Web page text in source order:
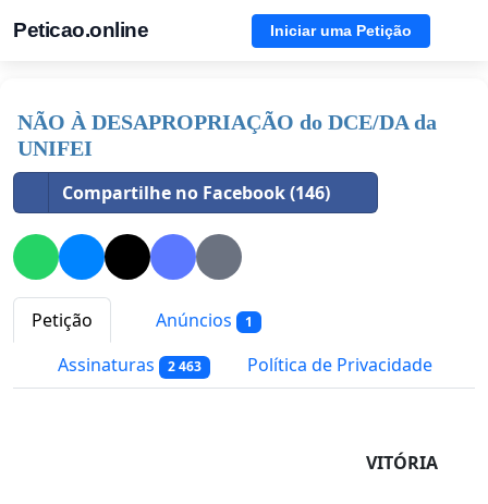
Peticao.online Iniciar uma Petição
NÃO À DESAPROPRIAÇÃO do DCE/DA da
UNIFEI
Compartilhe no Facebook (146)
Petição Anúncios 1
Assinaturas 2 463 Política de Privacidade
VITÓRIA